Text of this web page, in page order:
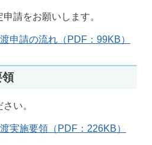
請をお願いします。
申請の流れ（PDF：99KB）
領
い。
実施要領（PDF：226KB）